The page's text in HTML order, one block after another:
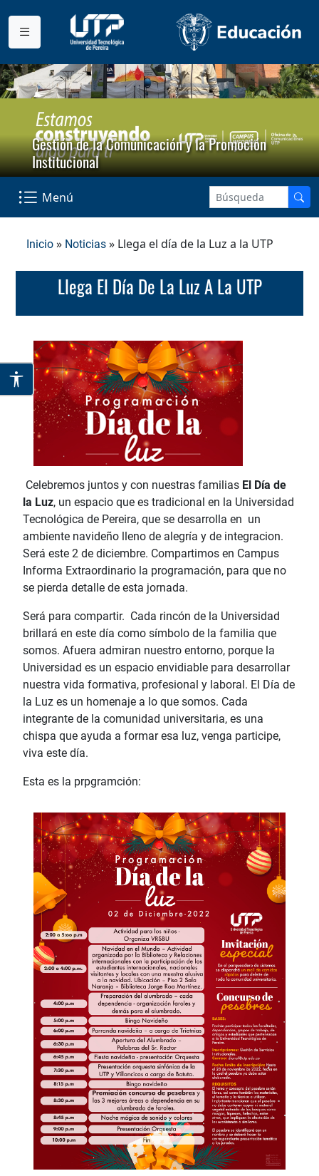
Gestión de la Comunicación y la Promoción
Institucional
Menú
Inicio » Noticias » Llega el día de la Luz a la UTP
Llega El Día De La Luz A La UTP
Celebremos juntos y con nuestras familias El Día de
la Luz, un espacio que es tradicional en la Universidad
Tecnológica de Pereira, que se desarrolla en un
ambiente navideño lleno de alegría y de integracion.
Será este 2 de diciembre. Compartimos en Campus
Informa Extraordinario la programación, para que no
se pierda detalle de esta jornada.
Será para compartir. Cada rincón de la Universidad
brillará en este día como símbolo de la familia que
somos. Afuera admiran nuestro entorno, porque la
Universidad es un espacio envidiable para desarrollar
nuestra vida formativa, profesional y laboral. El Día de
la Luz es un homenaje a lo que somos. Cada
integrante de la comunidad universitaria, es una
chispa que ayuda a formar esa luz, venga participe,
viva este día.
Esta es la prpgramción: